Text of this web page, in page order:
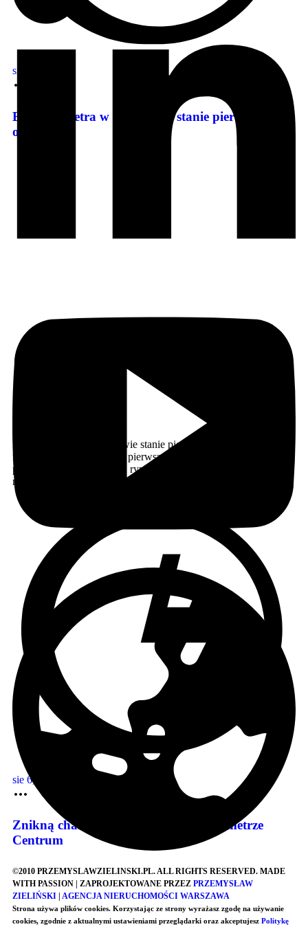
sie 7, 2026
Budowa metra w Warszawie stanie pierwszy raz
od lat
Budowa metra w Warszawie stanie pierwszy raz od lat Budowa
metra w Warszawie stanie pierwszy raz od lat. Co oznacza
przerwa dla mieszkańców, rynku nieruchomości i przyszłości
miasta? Warszawskie metro
sie 6, 2026
Znikną charakterystyczne wiaty przy metrze
Centrum
©2010 PRZEMYSLAWZIELINSKI.PL. ALL RIGHTS RESERVED. MADE
WITH PASSION | ZAPROJEKTOWANE PRZEZ PRZEMYSŁAW
ZIELIŃSKI | AGENCJA NIERUCHOMOŚCI WARSZAWA
Strona używa plików cookies. Korzystając ze strony wyrażasz zgodę na używanie
cookies, zgodnie z aktualnymi ustawieniami przeglądarki oraz akceptujesz Politykę